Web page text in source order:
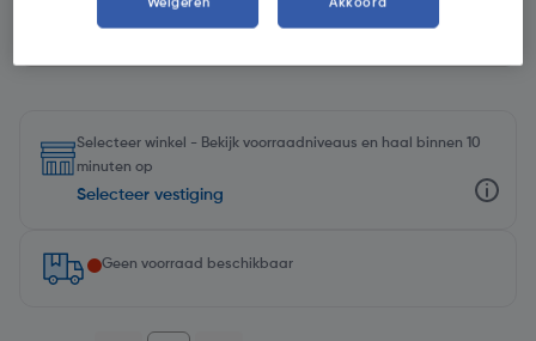
Selecteer winkel - Bekijk voorraadniveaus en haal binnen 10
minuten op
Selecteer vestiging
Geen voorraad beschikbaar